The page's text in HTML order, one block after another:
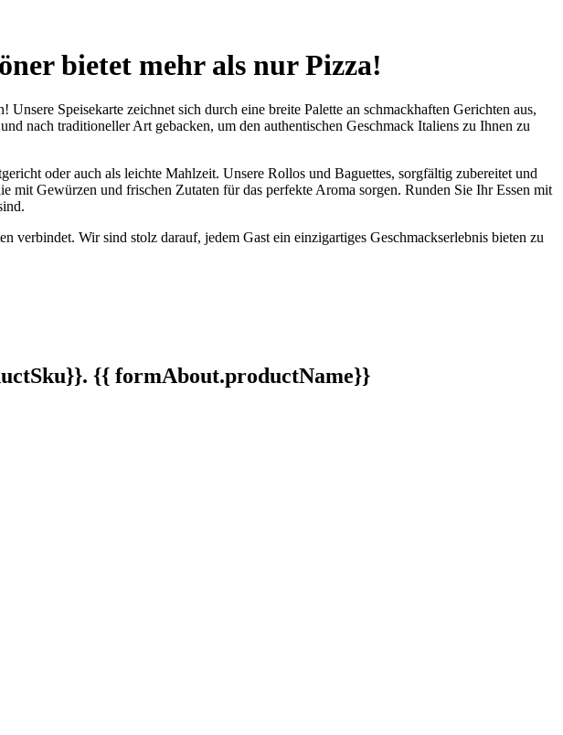
bietet mehr als nur Pizza!
Speisekarte zeichnet sich durch eine breite Palette an schmackhaften Gerichten aus,
nach traditioneller Art gebacken, um den authentischen Geschmack Italiens zu Ihnen zu
oder auch als leichte Mahlzeit. Unsere Rollos und Baguettes, sorgfältig zubereitet und
Gewürzen und frischen Zutaten für das perfekte Aroma sorgen. Runden Sie Ihr Essen mit
Wir sind stolz darauf, jedem Gast ein einzigartiges Geschmackserlebnis bieten zu
{{ formAbout.productName}}